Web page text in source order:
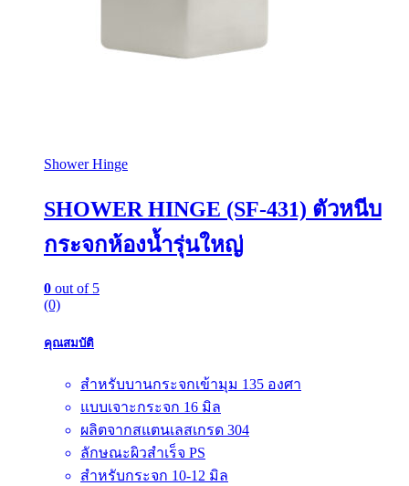
Shower Hinge
SHOWER HINGE (SF-431) ตัวหนีบ
กระจกห้องน้ำรุ่นใหญ่
0 out of 5
(0)
คุณสมบัติ
สำหรับบานกระจกเข้ามุม 135 องศา
แบบเจาะกระจก 16 มิล
ผลิตจากสแตนเลสเกรด 304
ลักษณะผิวสำเร็จ PS
สำหรับกระจก 10-12 มิล